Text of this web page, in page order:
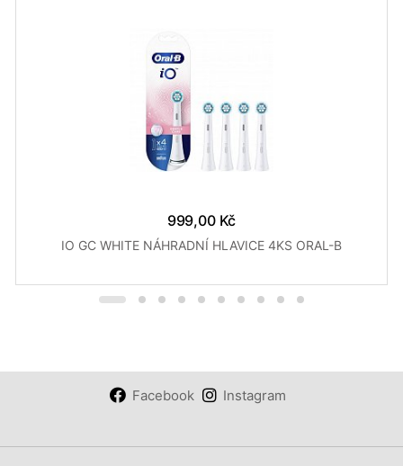
999,00 Kč
IO GC WHITE NÁHRADNÍ HLAVICE 4KS ORAL-B
Facebook Instagram